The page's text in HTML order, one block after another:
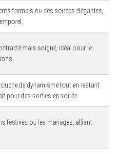
formels ou des soirées élégantes,
mais soigné, idéal pour le
de dynamisme tout en restant
pour des sorties en soirée.
festives ou les mariages, alliant